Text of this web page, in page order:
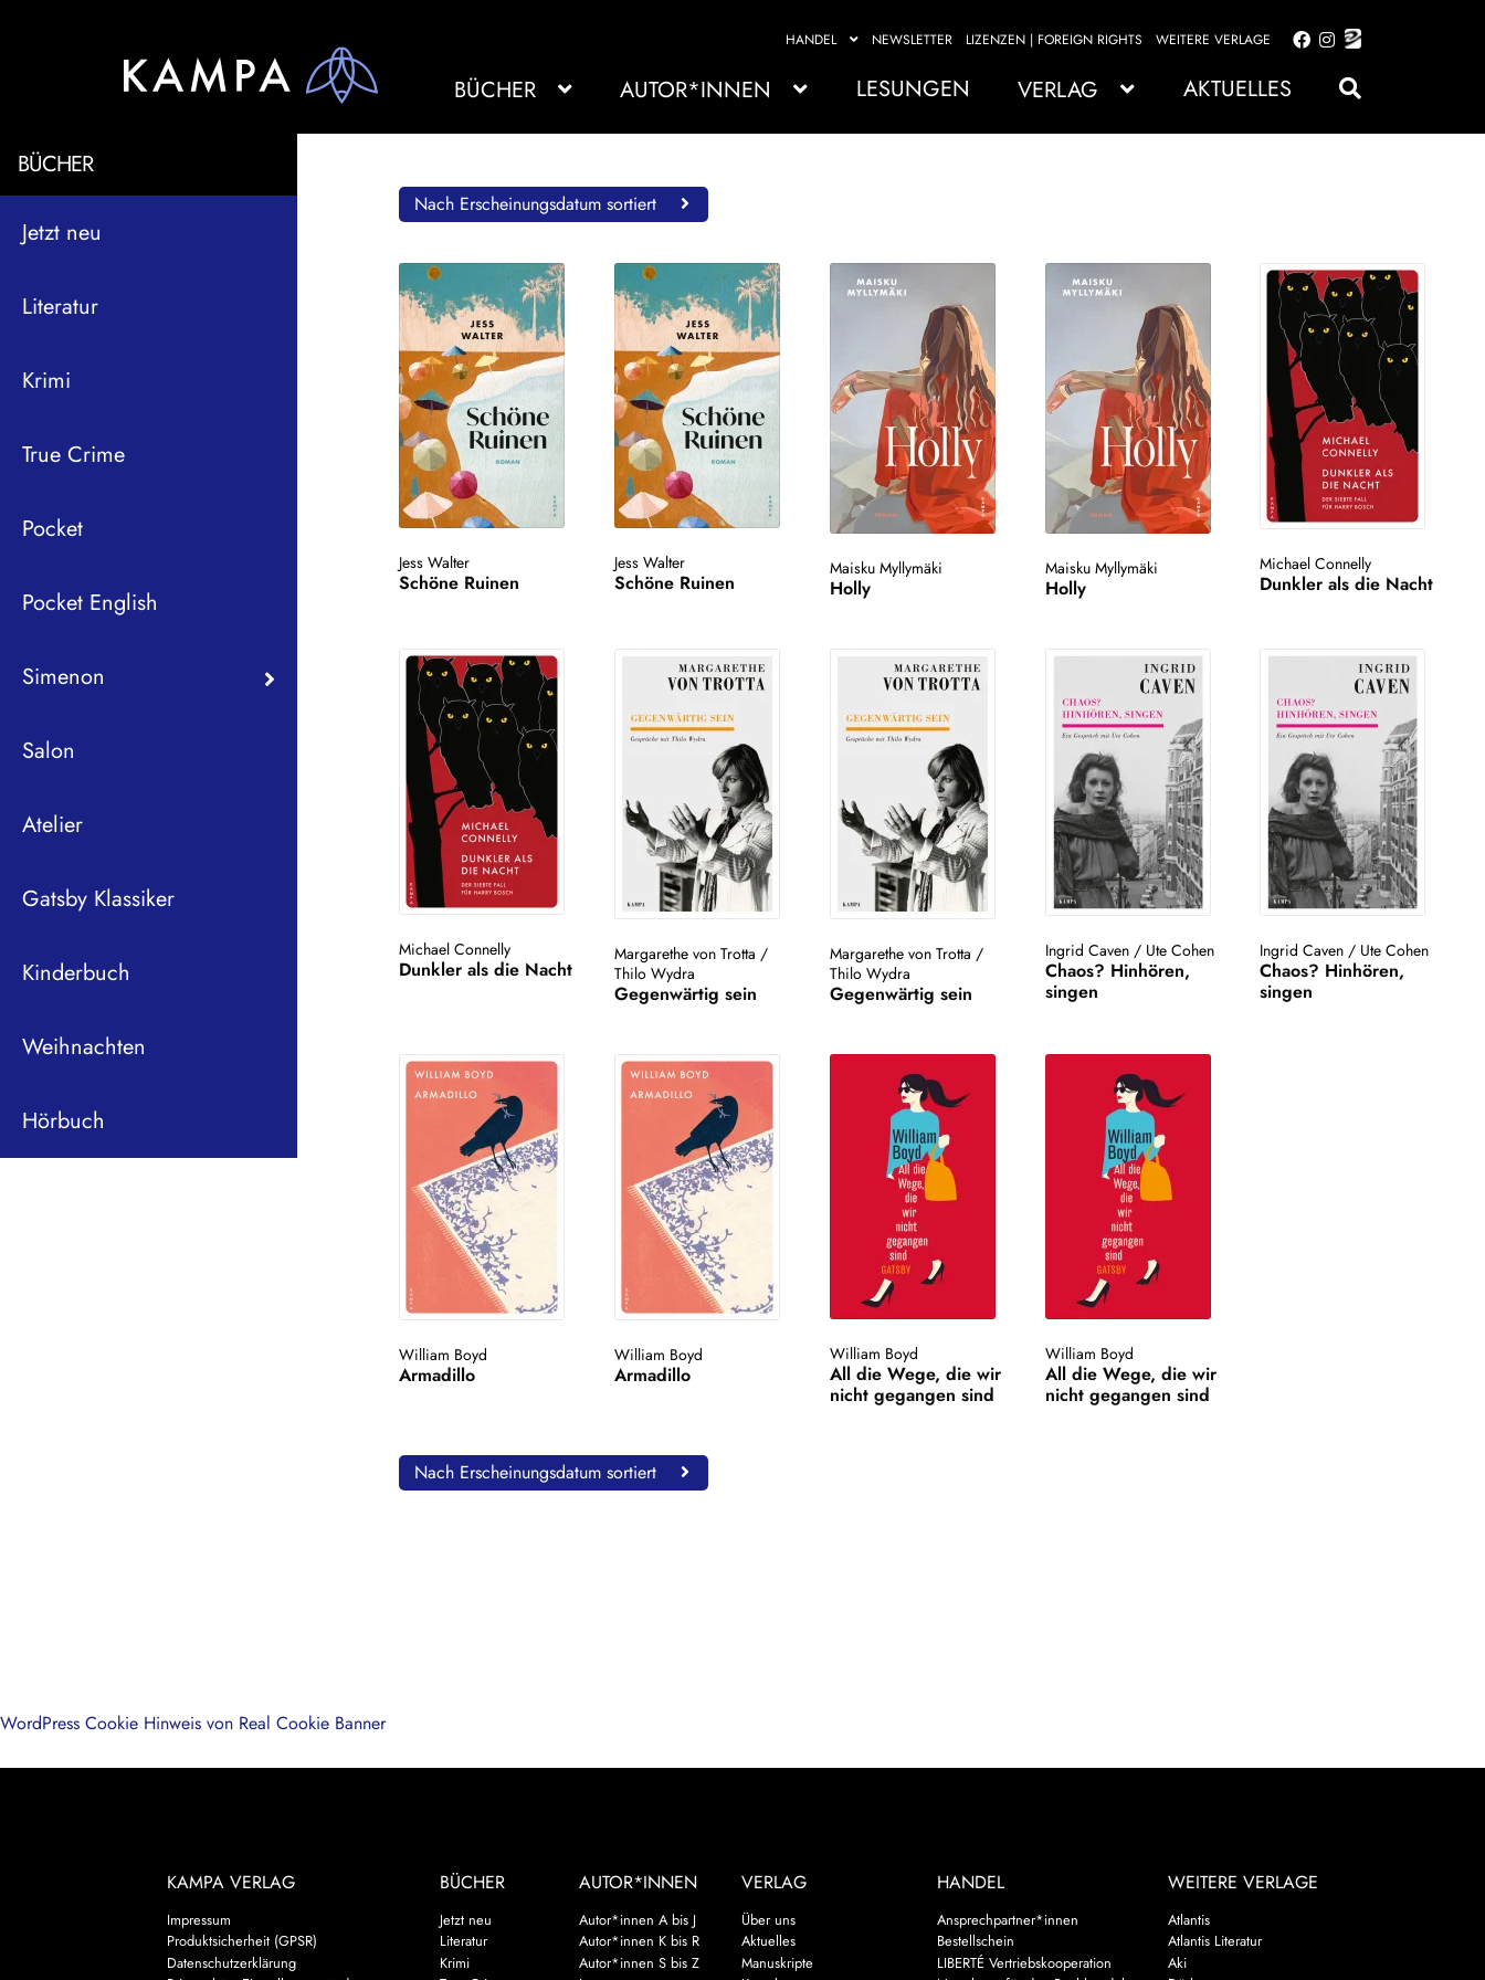
HANDEL NEWSLETTER LIZENZEN | FOREIGN RIGHTS WEITERE VERLAGE
Zur
springen
Zum
springen
BÜCHER AUTOR*INNEN LESUNGEN VERLAG AKTUELLES
BÜCHER
Jetzt neu
Literatur
Krimi
True Crime
Pocket
Pocket English
Simenon
Salon
Atelier
Gatsby Klassiker
Kinderbuch
Weihnachten
Hörbuch
Nach Erscheinungsdatum sortiert
Jess Walter
Schöne Ruinen
Jess Walter
Schöne Ruinen
Maisku Myllymäki
Holly
Maisku Myllymäki
Holly
Michael Connelly
Dunkler als die Nacht
Michael Connelly
Dunkler als die Nacht
Margarethe von Trotta /
Thilo Wydra
Gegenwärtig sein
Margarethe von Trotta /
Thilo Wydra
Gegenwärtig sein
Ingrid Caven/ Ute Cohen
Chaos? Hinhören,
singen
Ingrid Caven / Ute Cohen
Chaos? Hinhören,
singen
William Boyd
Armadillo
William Boyd
Armadillo
William Boyd
All die Wege, die wir
nicht gegangen sind
William Boyd
All die Wege, die wir
nicht gegangen sind
Nach Erscheinungsdatum sortiert
KAMPA VERLAG
Impressum
Produktsicherheit (GPSR)
Datenschutzerklärung
BÜCHER
Jetzt neu
Literatur
Krimi
AUTOR*INNEN
Autor*innen A bis J
Autor*innen K bis R
Autor*innen S bis Z
VERLAG
Über uns
Aktuelles
Manuskripte
HANDEL
Ansprechpartner*innen
Bestellschein
LIBERTÉ Vertriebskooperation
WEITERE VERLAGE
Atlantis
Atlantis Literatur
Aki
WordPress Cookie Hinweis von Real Cookie Banner